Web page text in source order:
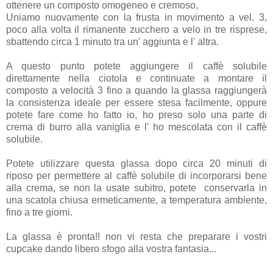
ottenere un composto omogeneo e cremoso,
Uniamo nuovamente con la frusta in movimento a vel. 3,
poco alla volta il rimanente zucchero a velo in tre risprese,
sbattendo circa 1 minuto tra un' aggiunta e l' altra.
A questo punto potete aggiungere il caffè solubile
direttamente nella ciotola e continuate a montare il
composto a velocità 3 fino a quando la glassa raggiungerà
la consistenza ideale per essere stesa facilmente, oppure
potete fare come ho fatto io, ho preso solo una parte di
crema di burro alla vaniglia e l' ho mescolata con il caffè
solubile.
Potete utilizzare questa glassa dopo circa 20 minuti di
riposo per permettere al caffè solubile di incorporarsi bene
alla crema, se non la usate subitro, potete conservarla in
una scatola chiusa ermeticamente, a temperatura ambiente,
fino a tre giorni.
La glassa è pronta!! non vi resta che preparare i vostri
cupcake dando libero sfogo alla vostra fantasia...